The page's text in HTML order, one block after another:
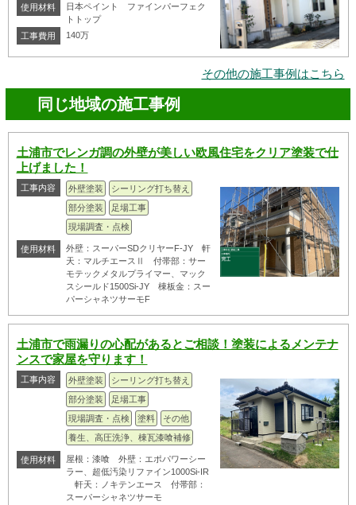
使用材料
日本ペイント ファインパーフェク
トトップ
工事費用
140万
その他の施工事例はこちら
同じ地域の施工事例
土浦市でレンガ調の外壁が美しい欧風住宅をクリア塗装で仕
上げました！
工事内容 外壁塗装
シーリング打ち替え
部分塗装
足場工事
現場調査・点検
使用材料
外壁：スーパーSDクリヤーF-JY 軒
天：マルチエースⅡ 付帯部：サー
モテックメタルプライマー、マック
スシールド1500Si-JY 棟板金：スー
パーシャネツサーモF
土浦市で雨漏りの心配があるとご相談！塗装によるメンテナ
ンスで家屋を守ります！
工事内容 外壁塗装
シーリング打ち替え
部分塗装
足場工事
現場調査・点検
塗料
その他
養生、高圧洗浄、棟瓦漆喰補修
使用材料
屋根：漆喰 外壁：エポパワーシー
ラー、超低汚染リファイン1000Si-IR
軒天：ノキテンエース 付帯部：
スーパーシャネツサーモ